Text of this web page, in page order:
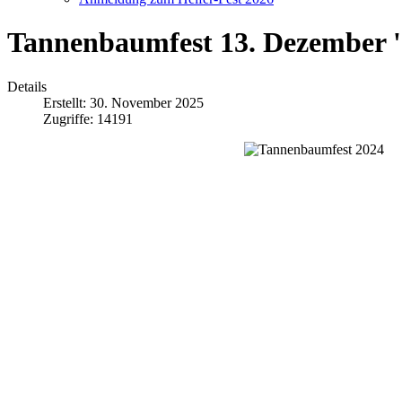
Tannenbaumfest 13. Dezember
Details
Erstellt: 30. November 2025
Zugriffe: 14191